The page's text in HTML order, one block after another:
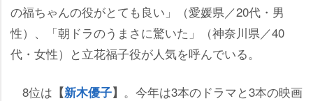
の福ちゃんの役がとても良い」（愛媛県／20代・男
性）、「朝ドラのうまさに驚いた」（神奈川県／40
代・女性）と立花福子役が人気を呼んでいる。
8位は 【新木優子】 。今年は3本のドラマと3本の映画